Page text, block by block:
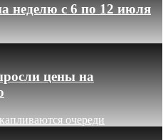
неделю с 6 по 12 июля
цены на
очереди